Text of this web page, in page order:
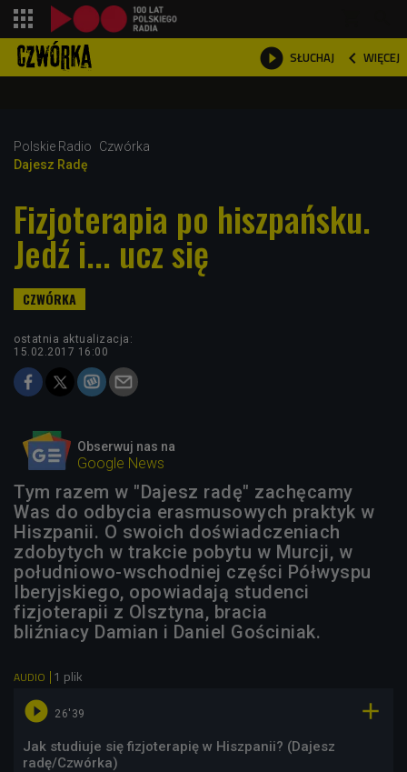
 SŁUCHAJ  WIĘCEJ

Polskie Radio
Czwórka
Dajesz Radę
Fizjoterapia po hiszpańsku.
Jedź i... ucz się
ostatnia aktualizacja:
15.02.2017 16:00
Obserwuj nas na
Google News
Tym razem w "Dajesz radę" zachęcamy
Was do odbycia erasmusowych praktyk w
Hiszpanii. O swoich doświadczeniach
zdobytych w trakcie pobytu w Murcji, w
południowo-wschodniej części Półwyspu
Iberyjskiego, opowiadają studenci
fizjoterapii z Olsztyna, bracia
bliźniacy Damian i Daniel Gościniak.
AUDIO 1 plik
 26'39 
Jak studiuje się fizjoterapię w Hiszpanii? (Dajesz
radę/Czwórka)